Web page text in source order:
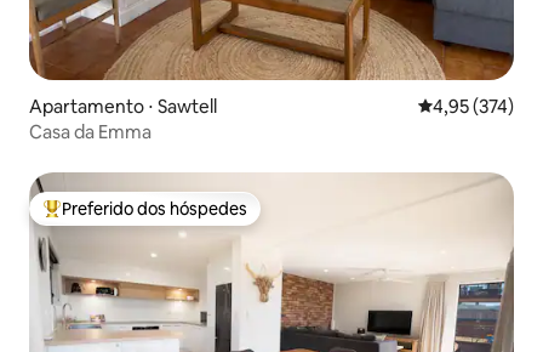
Apartamento ⋅ Sawtell 4,95 de uma
4,95 (374)
Casa da Emma
Entre os melhores preferidos dos hóspedes
Preferido dos hóspedes